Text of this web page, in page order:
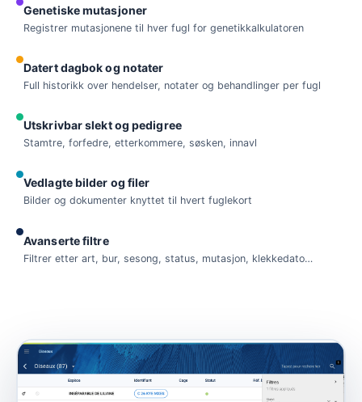
Genetiske mutasjoner
Registrer mutasjonene til hver fugl for genetikkalkulatoren
Datert dagbok og notater
Full historikk over hendelser, notater og behandlinger per fugl
Utskrivbar slekt og pedigree
Stamtre, forfedre, etterkommere, søsken, innavl
Vedlagte bilder og filer
Bilder og dokumenter knyttet til hvert fuglekort
Avanserte filtre
Filtrer etter art, bur, sesong, status, mutasjon, klekkedato…